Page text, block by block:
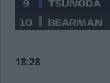
18:28